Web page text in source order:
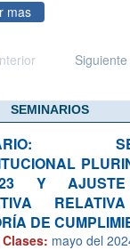
mas
Siguiente
SEMINARIOS
Y
DE
mayo del